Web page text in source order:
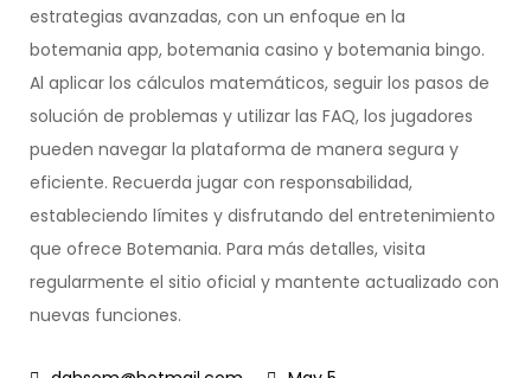
estrategias avanzadas, con un enfoque en la
botemania app, botemania casino y botemania bingo.
Al aplicar los cálculos matemáticos, seguir los pasos de
solución de problemas y utilizar las FAQ, los jugadores
pueden navegar la plataforma de manera segura y
eficiente. Recuerda jugar con responsabilidad,
estableciendo límites y disfrutando del entretenimiento
que ofrece Botemania. Para más detalles, visita
regularmente el sitio oficial y mantente actualizado con
nuevas funciones.